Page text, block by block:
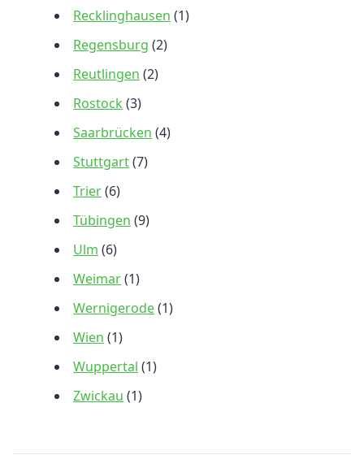
Recklinghausen (1)
Regensburg (2)
Reutlingen (2)
Rostock (3)
Saarbrücken (4)
Stuttgart(7)
Trier(6)
Tübingen (9)
Ulm (6)
Weimar(1)
Wernigerode(1)
Wien (1)
Wuppertal (1)
Zwickau (1)